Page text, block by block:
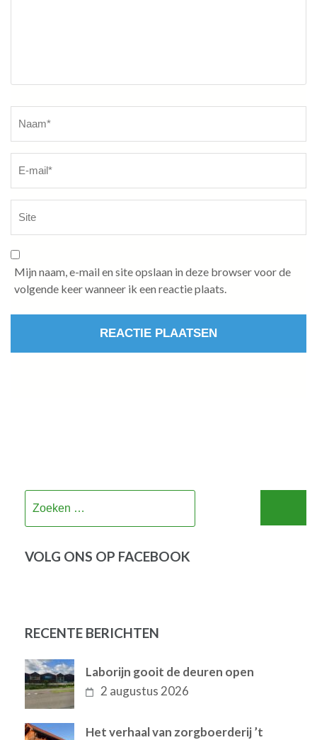
Mijn naam, e-mail en site opslaan in deze browser voor de
volgende keer wanneer ik een reactie plaats.
VOLG ONS OP FACEBOOK
RECENTE BERICHTEN
Laborijn gooit de deuren open
2 augustus 2026
Het verhaal van zorgboerderij ’t